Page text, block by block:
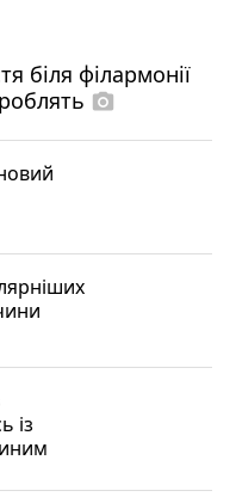
біля філармонії
photo_camera
із